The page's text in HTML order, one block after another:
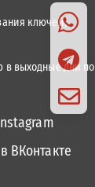
ключей,
в выходные дни по
ВКонтакте